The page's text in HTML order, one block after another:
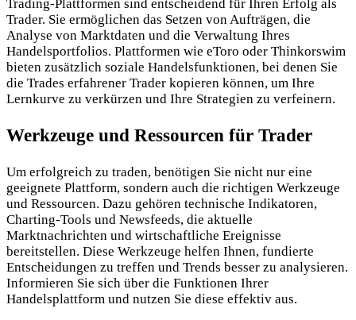
Trading-Plattformen sind entscheidend für Ihren Erfolg als
Trader. Sie ermöglichen das Setzen von Aufträgen, die
Analyse von Marktdaten und die Verwaltung Ihres
Handelsportfolios. Plattformen wie eToro oder Thinkorswim
bieten zusätzlich soziale Handelsfunktionen, bei denen Sie
die Trades erfahrener Trader kopieren können, um Ihre
Lernkurve zu verkürzen und Ihre Strategien zu verfeinern.
Werkzeuge und Ressourcen für Trader
Um erfolgreich zu traden, benötigen Sie nicht nur eine
geeignete Plattform, sondern auch die richtigen Werkzeuge
und Ressourcen. Dazu gehören technische Indikatoren,
Charting-Tools und Newsfeeds, die aktuelle
Marktnachrichten und wirtschaftliche Ereignisse
bereitstellen. Diese Werkzeuge helfen Ihnen, fundierte
Entscheidungen zu treffen und Trends besser zu analysieren.
Informieren Sie sich über die Funktionen Ihrer
Handelsplattform und nutzen Sie diese effektiv aus.